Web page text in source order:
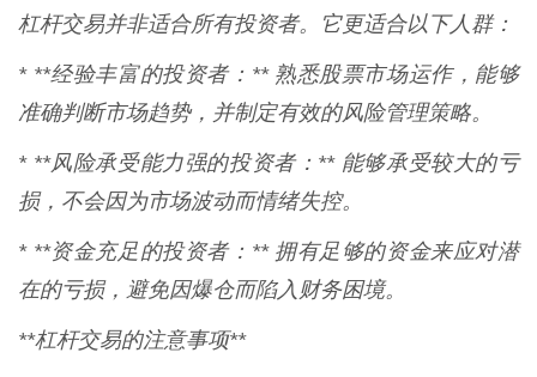
杠杆交易并非适合所有投资者。它更适合以下人群：
* **经验丰富的投资者：** 熟悉股票市场运作，能够
准确判断市场趋势，并制定有效的风险管理策略。
* **风险承受能力强的投资者：** 能够承受较大的亏
损，不会因为市场波动而情绪失控。
* **资金充足的投资者：** 拥有足够的资金来应对潜
在的亏损，避免因爆仓而陷入财务困境。
**杠杆交易的注意事项**